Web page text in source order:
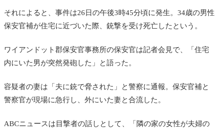
それによると、事件は26日の午後3時45分頃に発生。34歳の男性
保安官補が住宅に近づいた際、銃撃を受け死亡したという。
ワイアンドット郡保安官事務所の保安官は記者会見で、「住宅
内にいた男が突然発砲した」と語った。
容疑者の妻は「夫に銃で脅された」と警察に通報。保安官補と
警察官が現場に急行し、外にいた妻と合流した。
ABCニュースは目撃者の話しとして、「隣の家の女性が夫婦の